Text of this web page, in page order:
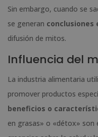
Sin embargo, cuando se
se generan conclusiones
difusión de mitos.
Influencia del
La industria alimentaria
promover productos
beneficios o
en grasas» o «détox» son